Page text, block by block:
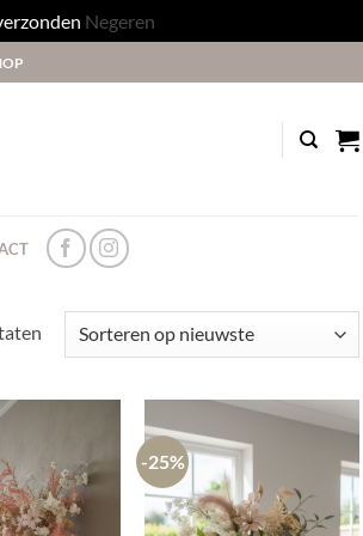
Negeren
Gesorteerd
-25%